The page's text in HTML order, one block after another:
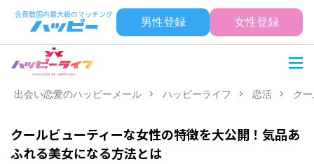
男性登録 女性登録
出会い恋愛のハッピーメール ハッピーライフ 恋活 ク
クールビューティーな女性の特徴を大公開！気品あ
ふれる美女になる方法とは